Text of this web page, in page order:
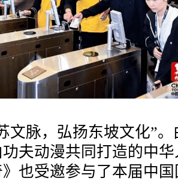
脉，弘扬东坡文化”。
夫动漫共同打造的中
也受邀参与了本届中